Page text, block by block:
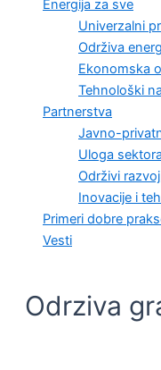
Energija za sve
Univerzalni
Održiva
Ekonomska
Tehnološki
Partnerstva
Javno-
Uloga
Održivi
Inovacije i
Primeri dobre
Vesti
Odrziva